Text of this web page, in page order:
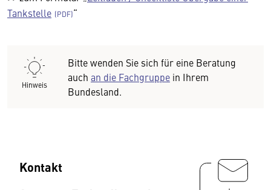
Tankstelle
“
Hinweis
Bitte wenden Sie sich für eine Beratung
auch an die Fachgruppe in Ihrem
Bundesland.
Kontakt